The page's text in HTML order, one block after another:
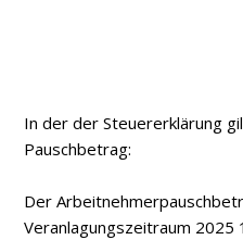
In der der Steuererklärung
Pauschbetrag:
Der
Veranlagungszeitraum 2025